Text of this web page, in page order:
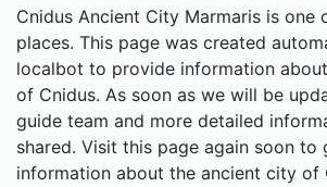
Cnidus Ancient City Marmaris is one
places. This page was created
localbot to provide information
of Cnidus. As soon as we will be
guide team and more detailed
shared. Visit this page again soon to
information about the ancient city of